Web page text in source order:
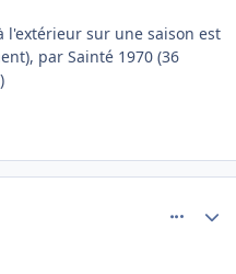
l'extérieur sur une saison est
par Sainté 1970 (36